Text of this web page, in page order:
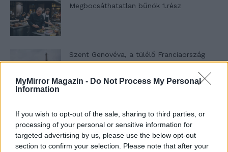
MyMirror Magazin - Do Not Process My Personal
Information
If you wish to opt-out of the sale, sharing to third parties, or
processing of your personal or sensitive information for
targeted advertising by us, please use the below opt-out
section to confirm your selection. Please note that after your
Megbocsáthatatlan bűnök 1.rész
Szent Genovéva, a túlélő Franciaország
jelképe